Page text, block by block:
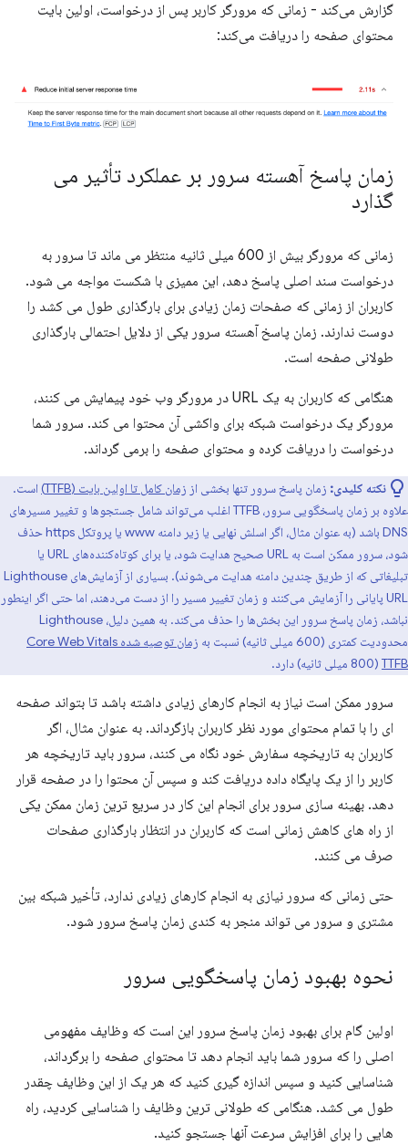
گزارش می‌کند - زمانی که مرورگر کاربر پس از درخواست، اولین بایت
محتوای صفحه را دریافت می‌کند:
زمان پاسخ آهسته سرور بر عملکرد تأثیر می
گذارد
زمانی که مرورگر بیش از 600 میلی ثانیه منتظر می ماند تا سرور به
درخواست سند اصلی پاسخ دهد، این ممیزی با شکست مواجه می شود.
کاربران از زمانی که صفحات زمان زیادی برای بارگذاری طول می کشد را
دوست ندارند. زمان پاسخ آهسته سرور یکی از دلایل احتمالی بارگذاری
طولانی صفحه است.
هنگامی که کاربران به یک URL در مرورگر وب خود پیمایش می کنند،
مرورگر یک درخواست شبکه برای واکشی آن محتوا می کند. سرور شما
درخواست را دریافت کرده و محتوای صفحه را برمی گرداند.
نکته کلیدی: زمان پاسخ سرور تنها بخشی از زمان کامل تا اولین بایت (TTFB)
است.
علاوه بر زمان پاسخگویی سرور، TTFB اغلب می‌تواند شامل جستجوها و تغییر مسیرهای
DNS باشد (به عنوان مثال، اگر اسلش نهایی یا زیر دامنه www یا پروتکل https حذف
شود، سرور ممکن است به URL صحیح هدایت شود، یا برای کوتاه‌کننده‌های URL یا
تبلیغاتی که از طریق چندین دامنه هدایت می‌شوند). بسیاری از آزمایش‌های Lighthouse
URL پایانی را آزمایش می‌کنند و زمان تغییر مسیر را از دست می‌دهند، اما حتی اگر اینطور
نباشد، زمان پاسخ سرور این بخش‌ها را حذف می‌کند. به همین دلیل، Lighthouse
محدودیت کمتری (600 میلی ثانیه) نسبت به
زمان توصیه شده Core Web Vitals
TTFB (800 میلی ثانیه) دارد.
سرور ممکن است نیاز به انجام کارهای زیادی داشته باشد تا بتواند صفحه
ای را با تمام محتوای مورد نظر کاربران بازگرداند. به عنوان مثال، اگر
کاربران به تاریخچه سفارش خود نگاه می کنند، سرور باید تاریخچه هر
کاربر را از یک پایگاه داده دریافت کند و سپس آن محتوا را در صفحه قرار
دهد. بهینه سازی سرور برای انجام این کار در سریع ترین زمان ممکن یکی
از راه های کاهش زمانی است که کاربران در انتظار بارگذاری صفحات
صرف می کنند.
حتی زمانی که سرور نیازی به انجام کارهای زیادی ندارد، تأخیر شبکه بین
مشتری و سرور می تواند منجر به کندی زمان پاسخ سرور شود.
نحوه بهبود زمان پاسخگویی سرور
اولین گام برای بهبود زمان پاسخ سرور این است که وظایف مفهومی
اصلی را که سرور شما باید انجام دهد تا محتوای صفحه را برگرداند،
شناسایی کنید و سپس اندازه گیری کنید که هر یک از این وظایف چقدر
طول می کشد. هنگامی که طولانی ترین وظایف را شناسایی کردید، راه
هایی را برای افزایش سرعت آنها جستجو کنید.